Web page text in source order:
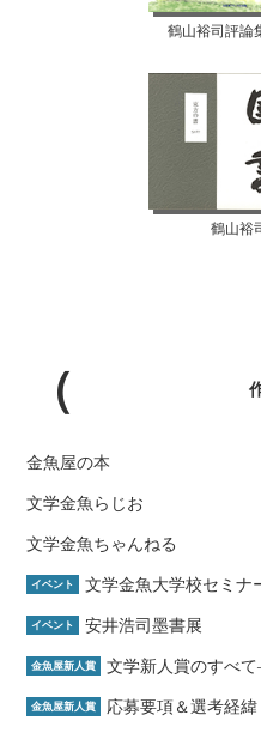
鶴山裕司評論
鶴山裕
金魚屋の本
文学金魚らじお
文学金魚ちゃんねる
イベント 文学金魚大学校セミナ
イベント 安井浩司墨書展
金魚屋新人賞 文学新人賞のすべ
金魚屋新人賞 応募要項＆選考経緯